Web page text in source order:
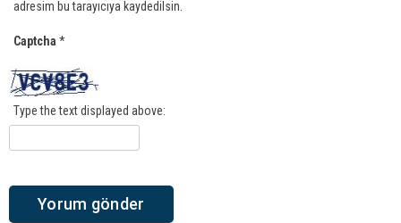
adresim bu tarayıcıya kaydedilsin.
Captcha *
Type the text displayed above: